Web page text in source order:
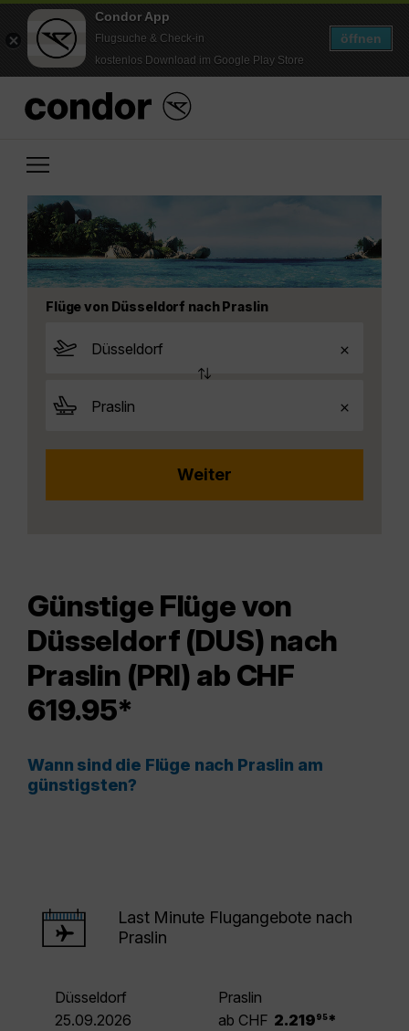
Condor App
Flugsuche & Check-in
kostenlos Download im Google Play Store
öffnen
Flüge von Düsseldorf nach Praslin
Günstige Flüge von
Düsseldorf (DUS) nach
Praslin (PRI) ab CHF
619.95*
Wann sind die Flüge nach Praslin am
günstigsten?
Last Minute Flugangebote nach
Praslin
Düsseldorf
Praslin
25.09.2026
ab CHF 2.219 95 *